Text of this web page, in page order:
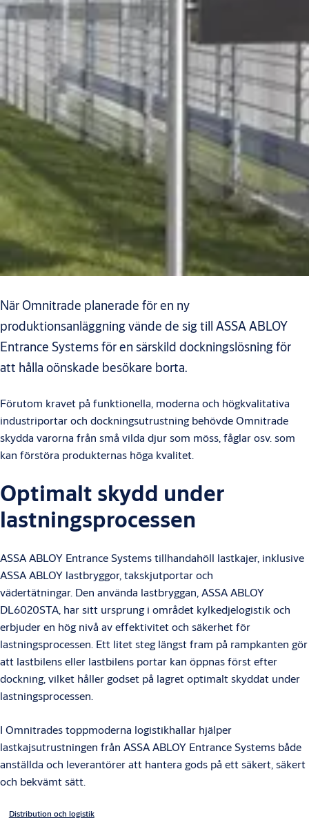
När Omnitrade planerade för en ny
produktionsanläggning vände de sig till ASSA ABLOY
Entrance Systems för en särskild dockningslösning för
att hålla oönskade besökare borta.
Förutom kravet på funktionella, moderna och högkvalitativa
industriportar och dockningsutrustning behövde Omnitrade
skydda varorna från små vilda djur som möss, fåglar osv. som
kan förstöra produkternas höga kvalitet.
Optimalt skydd under
lastningsprocessen
ASSA ABLOY Entrance Systems tillhandahöll lastkajer, inklusive
ASSA ABLOY lastbryggor, takskjutportar och
vädertätningar. Den använda lastbryggan, ASSA ABLOY
DL6020STA, har sitt ursprung i området kylkedjelogistik och
erbjuder en hög nivå av effektivitet och säkerhet för
lastningsprocessen. Ett litet steg längst fram på rampkanten gör
att lastbilens eller lastbilens portar kan öppnas först efter
dockning, vilket håller godset på lagret optimalt skyddat under
lastningsprocessen.
I Omnitrades toppmoderna logistikhallar hjälper
lastkajsutrustningen från ASSA ABLOY Entrance Systems både
anställda och leverantörer att hantera gods på ett säkert, säkert
och bekvämt sätt.
Distribution och logistik